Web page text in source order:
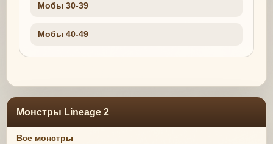
Мобы 30-39
Мобы 40-49
Монстры Lineage 2
Все монстры